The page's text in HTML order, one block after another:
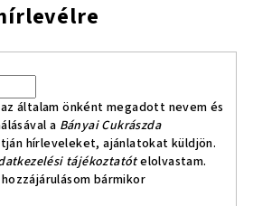
általam önként megadott nevem és
a Bányai Cukrászda
hírleveleket, ajánlatokat küldjön.
tájékoztatótelolvastam.
bármikor